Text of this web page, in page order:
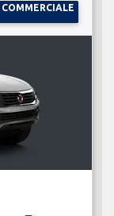
COMMERCIALE